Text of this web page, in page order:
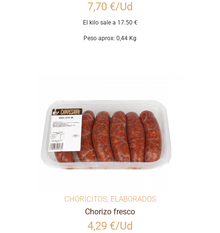
7,70 €/Ud
El kilo sale a 17.50 €
Peso aprox: 0,44 Kg
CHORICITOS, ELABORADOS
Chorizo fresco
4,29 €/Ud